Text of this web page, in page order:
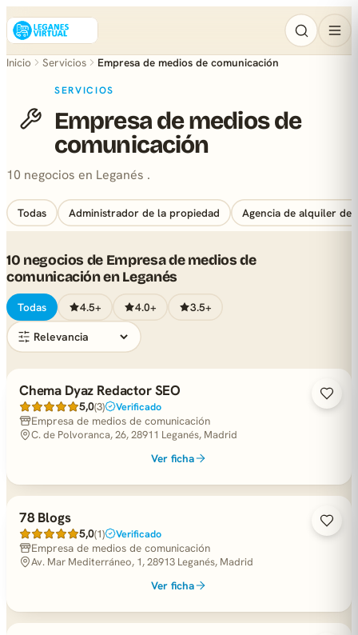
Inicio Servicios Empresa de medios de comunicación
SERVICIOS
Empresa de medios de
comunicación
10 negocios en Leganés .
Todas Administrador de la propiedad Agencia de alquiler de
10 negocios de Empresa de medios de
comunicación en Leganés
Todas 4.5+ 4.0+ 3.5+
Chema Dyaz Redactor SEO
5,0(3) Verificado
Empresa de medios de comunicación
C. de Polvoranca, 26, 28911 Leganés, Madrid
Ver ficha
78 Blogs
5,0(1) Verificado
Empresa de medios de comunicación
Av. Mar Mediterráneo, 1, 28913 Leganés, Madrid
Ver ficha